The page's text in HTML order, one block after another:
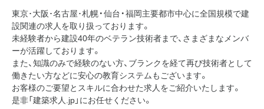
東京･大阪･名古屋･札幌・仙台・福岡主要都市中心に全国規模で建
設関連の求人を取り扱っております。
未経験者から建設40年のベテラン技術者まで、さまざまなメンバ
ーが活躍しております。
また、知識のみで経験のない方、ブランクを経て再び技術者として
働きたい方などに安心の教育システムもございます。
お客様のご要望とスキルに合わせた求人をご紹介いたします。
是非「建築求人.jp」にお任せください。